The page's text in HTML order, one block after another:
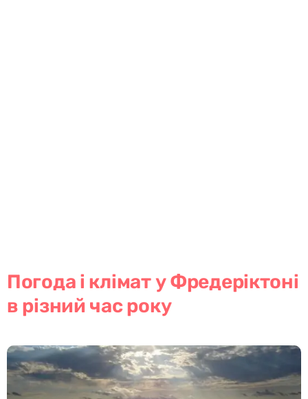
Погода і клімат у Фредеріктоні
в різний час року